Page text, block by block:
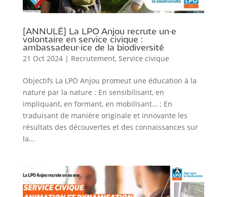
[ANNULÉ] La LPO Anjou recrute un·e
volontaire en service civique :
ambassadeur·ice de la biodiversité
21 Oct 2024| Recrutement, Service civique
Objectifs La LPO Anjou promeut une éducation à la
nature par la nature : En sensibilisant, en
impliquant, en formant, en mobilisant… ; En
traduisant de manière originale et innovante les
résultats des découvertes et des connaissances sur
la...